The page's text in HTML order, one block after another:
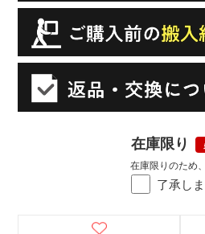
在庫限り
了承し
在庫限りのため